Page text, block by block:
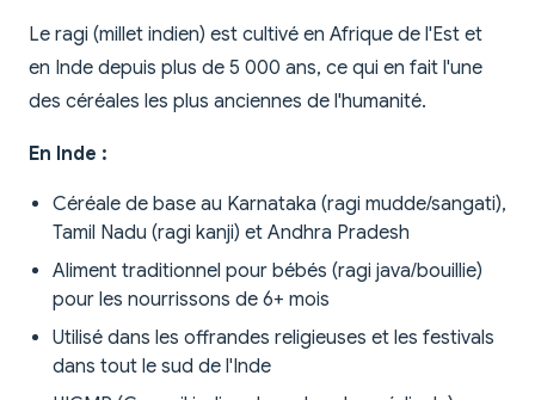
Le ragi (millet indien) est cultivé en Afrique de l'Est et
en Inde depuis plus de 5 000 ans, ce qui en fait l'une
des céréales les plus anciennes de l'humanité.
En Inde :
Céréale de base au Karnataka (ragi mudde/sangati),
Tamil Nadu (ragi kanji) et Andhra Pradesh
Aliment traditionnel pour bébés (ragi java/bouillie)
pour les nourrissons de 6+ mois
Utilisé dans les offrandes religieuses et les festivals
dans tout le sud de l'Inde